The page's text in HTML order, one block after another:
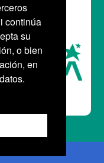
continúa
su
o bien
en